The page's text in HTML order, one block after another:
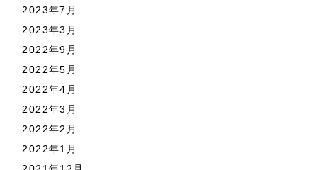
2023年7月
2023年3月
2022年9月
2022年5月
2022年4月
2022年3月
2022年2月
2022年1月